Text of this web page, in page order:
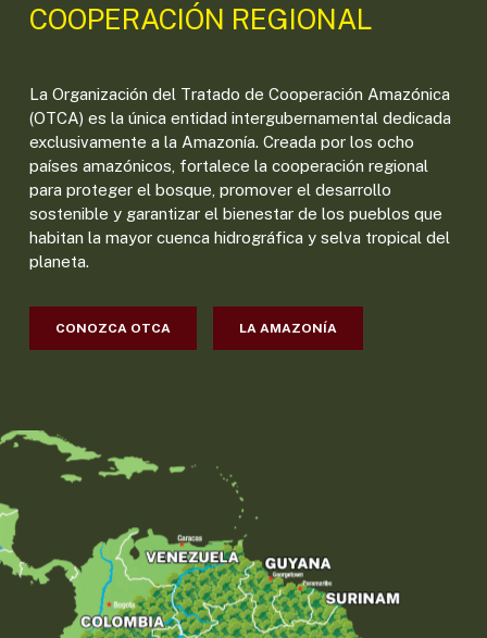
COOPERACIÓN REGIONAL
La Organización del Tratado de Cooperación Amazónica
(OTCA) es la única entidad intergubernamental dedicada
exclusivamente a la Amazonía. Creada por los ocho
países amazónicos, fortalece la cooperación regional
para proteger el bosque, promover el desarrollo
sostenible y garantizar el bienestar de los pueblos que
habitan la mayor cuenca hidrográfica y selva tropical del
planeta.
CONOZCA OTCA LA AMAZONÍA